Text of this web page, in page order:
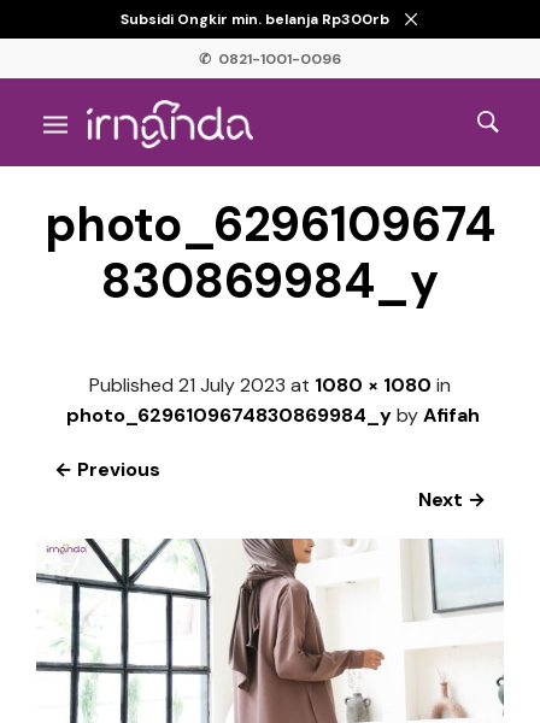
Subsidi Ongkir min. belanja Rp300rb
✆ 0821-1001-0096
photo_6296109674
830869984_y
Published 21 July 2023 at 1080 × 1080 in
photo_6296109674830869984_ybyAfifah
← Previous
Next →